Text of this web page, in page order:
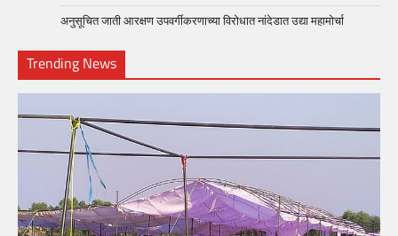
अनुसूचित जाती आरक्षण उपवर्गीकरणाच्या विरोधात नांदेडात उद्या महामोर्चा
Trending News